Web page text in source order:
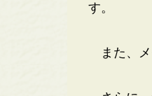
す。
また、メ